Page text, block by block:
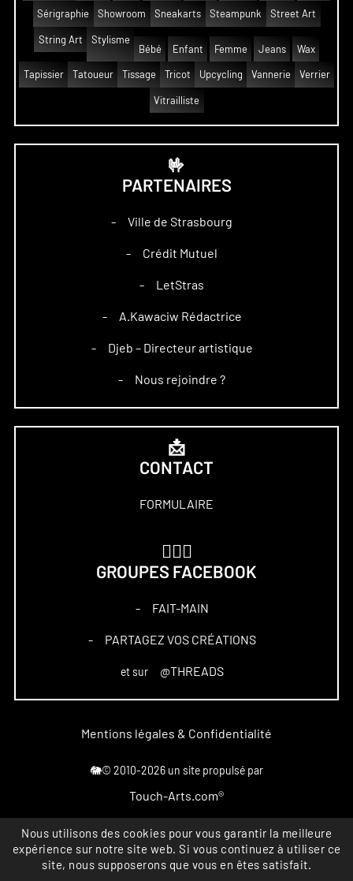
Sérigraphie Showroom Sneakarts Steampunk Street Art
String Art
Stylisme
Bébé
Enfant Femme Jeans Wax
Tapissier Tatoueur Tissage Tricot Upcycling Vannerie Verrier
Vitrailliste
🤟
PARTENAIRES
– Ville de Strasbourg
– Crédit Mutuel
– LetStras
– A.Kawaciw Rédactrice
– Djeb – Directeur artistique
– Nous rejoindre ?
📩
CONTACT
FORMULAIRE
GROUPES FACEBOOK
– FAIT-MAIN
– PARTAGEZ VOS CRÉATIONS
et sur @THREADS
Mentions légales & Confidentialité
🐘© 2010-2026 un site propulsé par
Touch-Arts.com®
Marque déposée
All rights reserved
Nous utilisons des cookies pour vous garantir la meilleure
expérience sur notre site web. Si vous continuez à utiliser ce
site, nous supposerons que vous en êtes satisfait.